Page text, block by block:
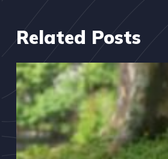
Related Posts